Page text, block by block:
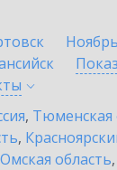
, Тюменская
,
Омская область,